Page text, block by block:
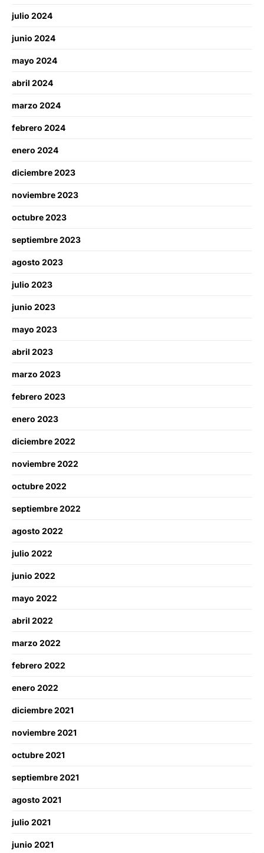
julio 2024
junio 2024
mayo 2024
abril 2024
marzo 2024
febrero 2024
enero 2024
diciembre 2023
noviembre 2023
octubre 2023
septiembre 2023
agosto 2023
julio 2023
junio 2023
mayo 2023
abril 2023
marzo 2023
febrero 2023
enero 2023
diciembre 2022
noviembre 2022
octubre 2022
septiembre 2022
agosto 2022
julio 2022
junio 2022
mayo 2022
abril 2022
marzo 2022
febrero 2022
enero 2022
diciembre 2021
noviembre 2021
octubre 2021
septiembre 2021
agosto 2021
julio 2021
junio 2021